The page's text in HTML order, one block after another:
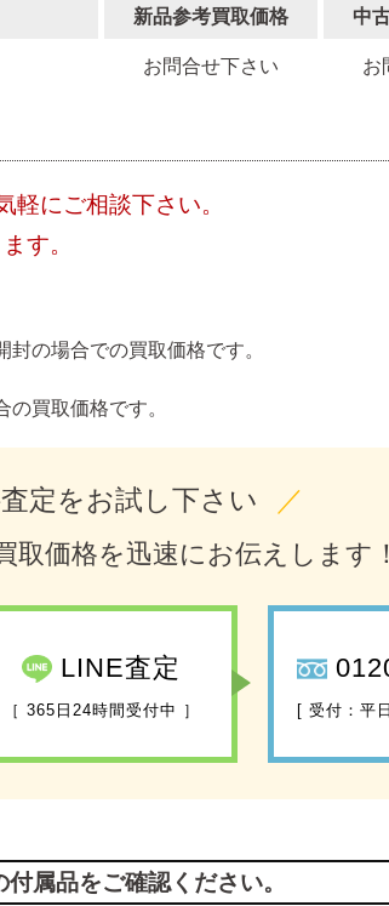
新品参考買取価格 中
お問合せ下さい お
にご相談下さい。
す。
の場合での買取価格です。
買取価格です。
定をお試し下さい ／
取価格を迅速にお伝えします！
LINE査定
［ 365日24時間受付中 ］ [ 受付：平
付属品をご確認ください。